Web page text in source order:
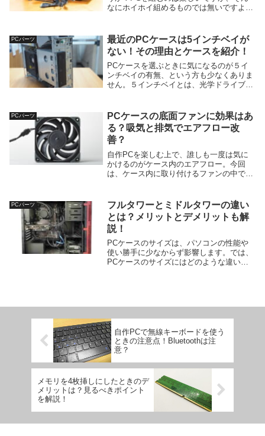
なにホイホイ組めるものでは無いですよ
えてみたりと、ちょこちょこ手を入れてい
ます...
PCパーツ
最近のPCケースは5インチベイが
ない！その理由とケースを紹介！
PCケースを選ぶときに気になるのが５イ
ンチベイの有無、という方も少なくありま
せん。５インチベイとは、光学ドライブや
ね。最近では５インチベイが搭載されてい
ないPCケース...
PCパーツ
PCケースの底面ファンに効果はあ
る？吸気と排気でエアフロー改
善？
自作PCを楽しむ上で、誰しも一度は気に
かけるのがケース内のエアフロー。今回
は、ケース内に取り付けるファンの中で
といえば、やっぱり安定なのは
Thermalright↓...
PCパーツ
フルタワーとミドルタワーの違い
とは？メリットとデメリットも解
説！
PCケースのサイズは、パソコンの性能や
使い勝手に少なからず影響します。では、
PCケースのサイズにはどのような違いが
自作PCで無線キーボードを使う
ときの注意点！Bluetoothは注
意？
メモリを4枚挿しにしたときのデ
メリットは？見るべきポイント
を解説！